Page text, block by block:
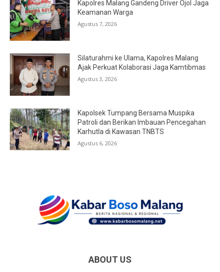
Kapolres Malang Gandeng Driver Ojol Jaga
Keamanan Warga
Agustus 7, 2026
Silaturahmi ke Ulama, Kapolres Malang
Ajak Perkuat Kolaborasi Jaga Kamtibmas
Agustus 3, 2026
Kapolsek Tumpang Bersama Muspika
Patroli dan Berikan Imbauan Pencegahan
Karhutla di Kawasan TNBTS
Agustus 6, 2026
ABOUT US